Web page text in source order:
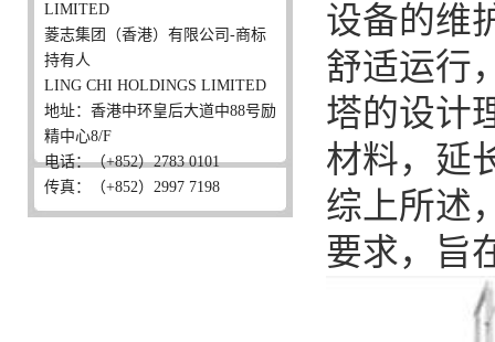
LIMITED
菱志集团（香港）有限公司-商标
持有人
LING CHI HOLDINGS LIMITED
地址：香港中环皇后大道中88号励
精中心8/F
电话：（+852）2783 0101
传真：（+852）2997 7198
设备的维
舒适运行
塔的设计
材料，延
综上所述
要求，旨